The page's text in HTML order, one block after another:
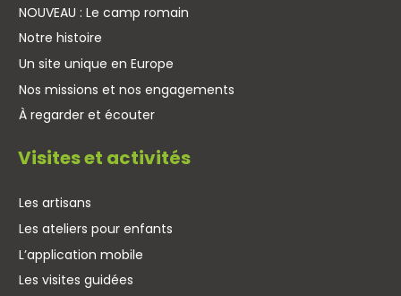
NOUVEAU : Le camp romain
Notre histoire
Un site unique en Europe
Nos missions et nos engagements
À regarder et écouter
Visites et activités
Les artisans
Les ateliers pour enfants
L’application mobile
Les visites guidées